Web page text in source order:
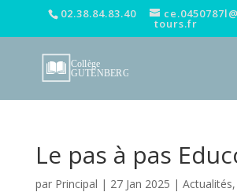
02.38.84.83.40
tours.fr
Le pas à pas
par Principal | 27 Jan 2025 | Actualités,